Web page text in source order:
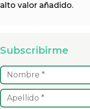
alto valor añadido.
Subscribirme